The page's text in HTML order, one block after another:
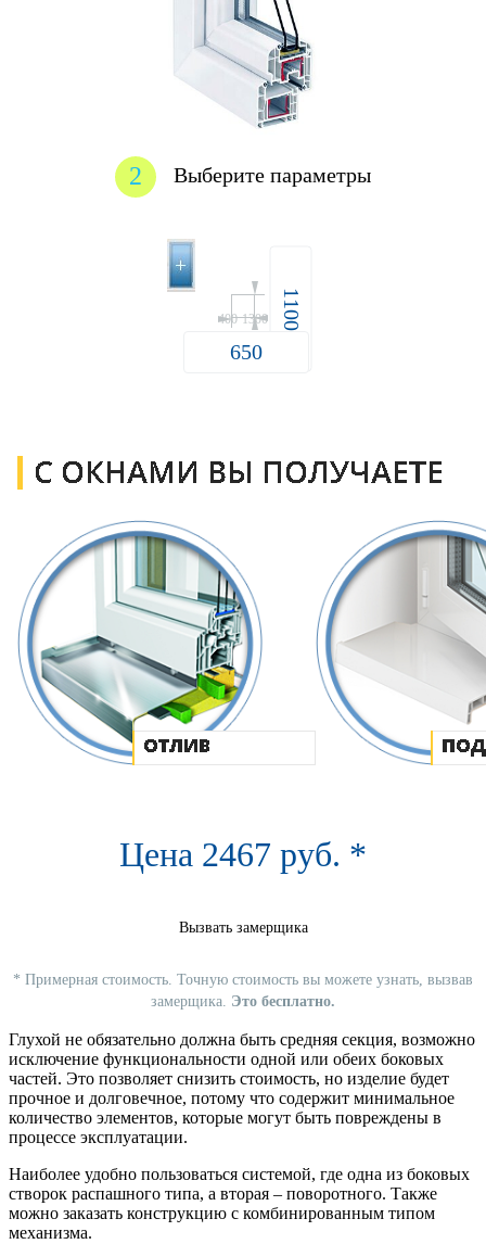
2 Выберите параметры
2200
400
1300
400
Цена 2467 руб. *
Вызвать замерщика
* Примерная стоимость. Точную стоимость вы можете узнать, вызвав
замерщика. Это бесплатно.
Глухой не обязательно должна быть средняя секция, возможно
исключение функциональности одной или обеих боковых
частей. Это позволяет снизить стоимость, но изделие будет
прочное и долговечное, потому что содержит минимальное
количество элементов, которые могут быть повреждены в
процессе эксплуатации.
Наиболее удобно пользоваться системой, где одна из боковых
створок распашного типа, а вторая – поворотного. Также
можно заказать конструкцию с комбинированным типом
механизма.